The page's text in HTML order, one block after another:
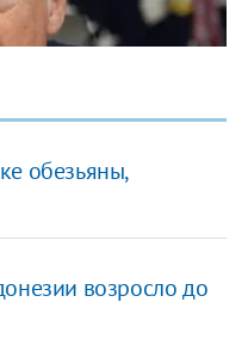
обезьяны,
возросло до